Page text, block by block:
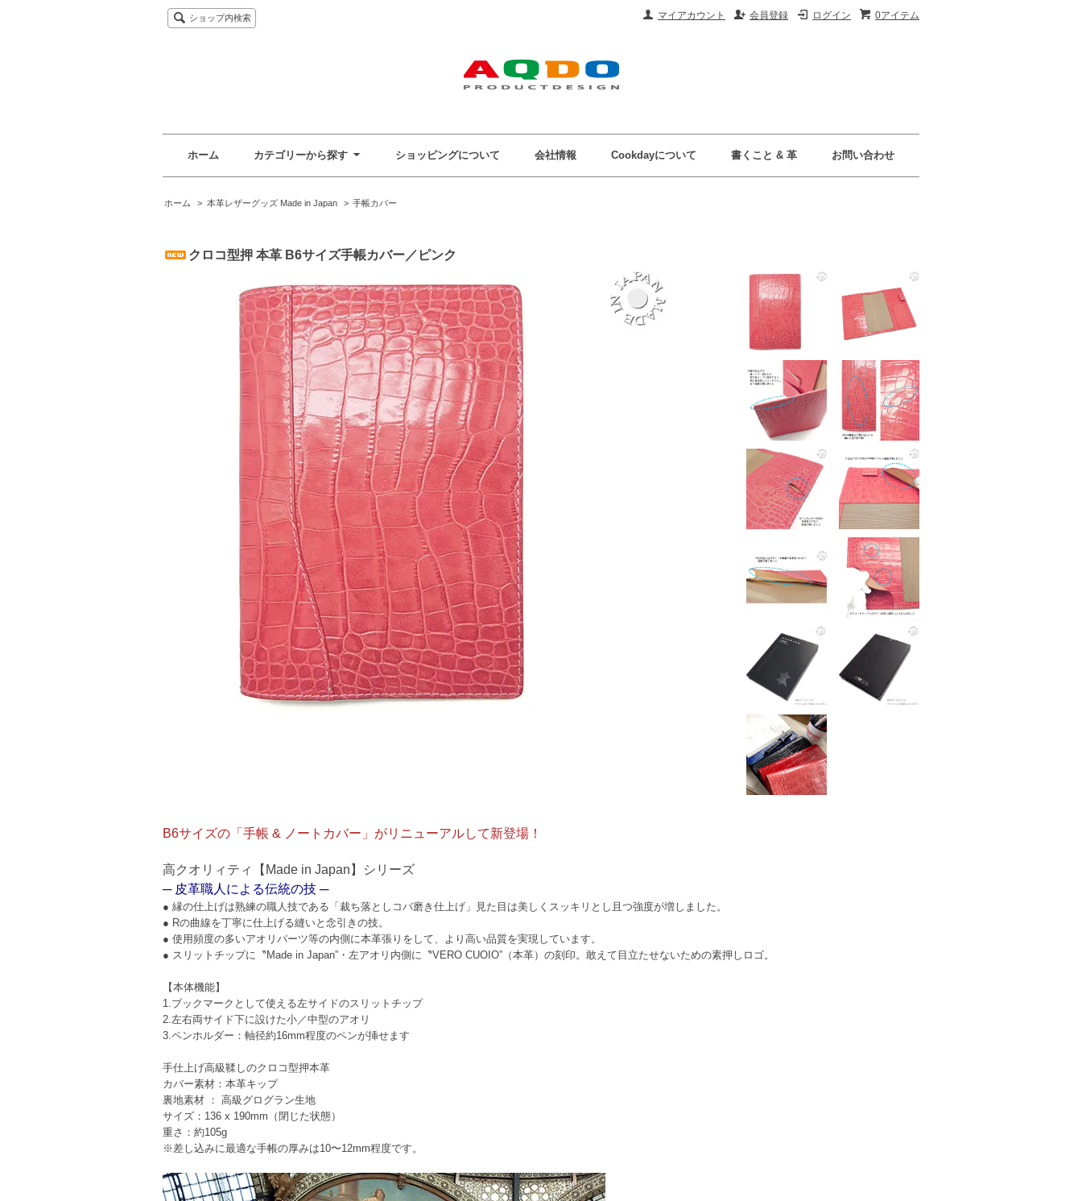
0アイテム
ログイン
会員登録
マイアカウント
ショップ内検索
ホーム カテゴリーから探す ショッピングについて 会社情報 Cookdayについて 書くこと & 革 お問い合わせ
ホーム > 本革レザーグッズ Made in Japan > 手帳カバー
クロコ型押 本革 B6サイズ手帳カバー／ピンク
B6サイズの「手帳 & ノートカバー」がリニューアルして新登場！
高クオリィティ【Made in Japan】シリーズ
─ 皮革職人による伝統の技 ─
● 縁の仕上げは熟練の職人技である「裁ち落としコバ磨き仕上げ」見た目は美しくスッキリとし且つ強度が増しました。
● Rの曲線を丁寧に仕上げる縫いと念引きの技。
● 使用頻度の多いアオリパーツ等の内側に本革張りをして、より高い品質を実現しています。
● スリットチップに〝Made in Japan”・左アオリ内側に〝VERO CUOIO”（本革）の刻印。敢えて目立たせないための素押しロゴ。
【本体機能】
1.ブックマークとして使える左サイドのスリットチップ
2.左右両サイド下に設けた小／中型のアオリ
3.ペンホルダー：軸径約16mm程度のペンが挿せます
手仕上げ高級鞣しのクロコ型押本革
カバー素材：本革キップ
裏地素材 ： 高級グログラン生地
サイズ：136 x 190mm（閉じた状態）
重さ：約105g
※差し込みに最適な手帳の厚みは10〜12mm程度です。